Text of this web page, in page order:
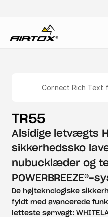
Connect Rich Text
TR55
Alsidige letvægts
sikkerhedssko
nubucklæder og
POWERBREEZE®-
De højteknologiske
fyldt med avancerede
letteste sømvagt: